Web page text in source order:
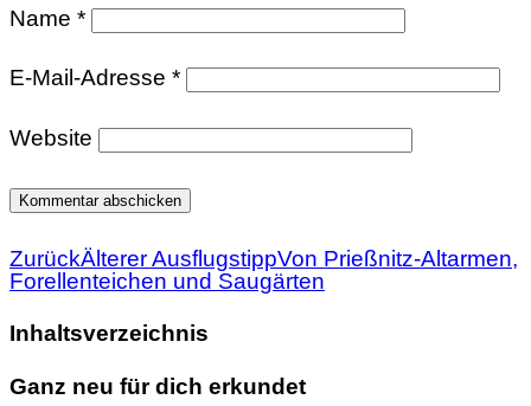
Name *
E-Mail-Adresse *
Website
ZurückÄlterer AusflugstippVon Prießnitz-Altarmen,
Forellenteichen und Saugärten
Inhaltsverzeichnis
Ganz neu für dich erkundet